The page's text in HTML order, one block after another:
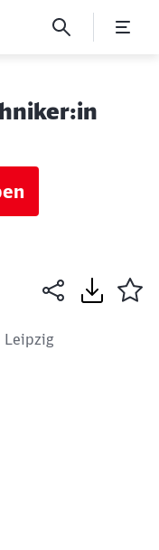
Leipzig